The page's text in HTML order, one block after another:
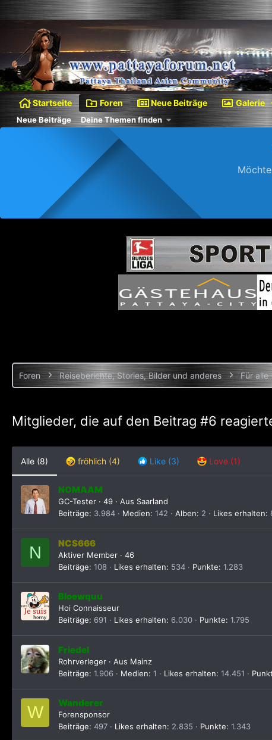
Startseite Foren Neue Beiträge Galerie
Neue Beiträge Deine Themen finden
Foren Reiseberichte, Stories, Bilder und anderes Für alle
Mitglieder, die auf den Beitrag #6
Alle (8) fröhlich (4) Like (3) Love (1)
NOMAAM
GC-Tester · 49 · Aus Saarland
Beiträge
3.984 Medien 142 Alben 2 Likes erhalten
N NCS666
Aktiver Member · 46
Beiträge 108 Likes erhalten 534 Punkte 1.283
Bloewquu
Hoi Connaisseur
Beiträge
691 Likes erhalten 6.030 Punkte 1.795
Friedel
Rohrverleger · Aus Mainz
Beiträge 1.906 Medien 1 Likes erhalten 14.451
W Wanderer
Forensponsor
Beiträge 497 Likes erhalten 2.835 Punkte 1.343